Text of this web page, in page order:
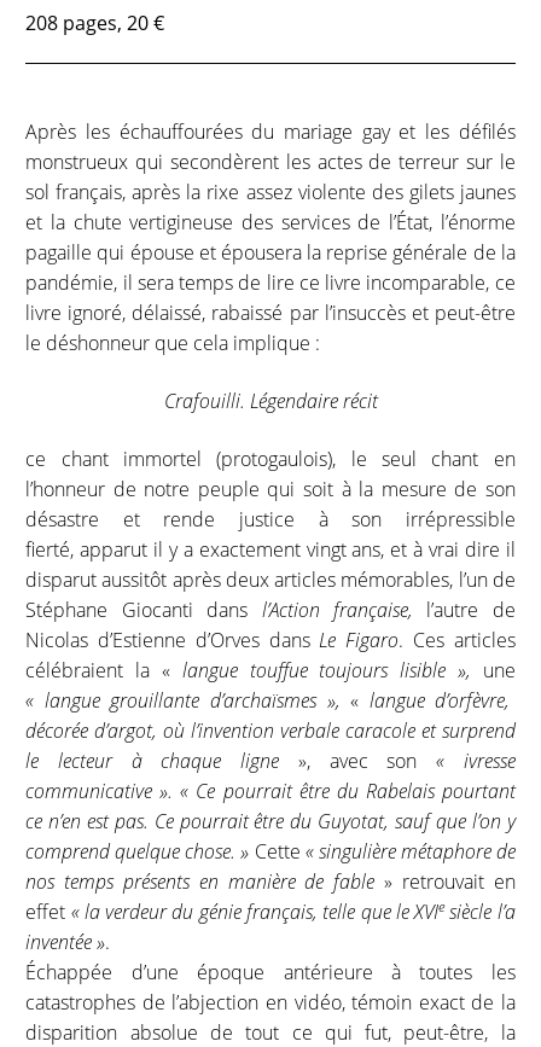
208 pages, 20 €
Après les échauffourées du mariage gay et les défilés
monstrueux qui secondèrent les actes de terreur sur le
sol français, après la rixe assez violente des gilets jaunes
et la chute vertigineuse des services de l’État, l’énorme
pagaille qui épouse et épousera la reprise générale de la
pandémie, il sera temps de lire ce livre incomparable, ce
livre ignoré, délaissé, rabaissé par l’insuccès et peut-être
le déshonneur que cela implique :
Crafouilli. Légendaire récit
ce chant immortel (protogaulois), le seul chant en
l’honneur de notre peuple qui soit à la mesure de son
désastre et rende justice à son irrépressible
fierté, apparut il y a exactement vingt ans, et à vrai dire il
disparut aussitôt après deux articles mémorables, l’un de
Stéphane Giocanti dans l’Action française, l’autre de
Nicolas d’Estienne d’Orves dansLe Figaro. Ces articles
célébraient la « langue touffue toujours lisible », une
« langue grouillante d’archaïsmes », « langue d’orfèvre,
décorée d’argot, où l’invention verbale caracole et surprend
le lecteur à chaque ligne », avec son« ivresse
communicative ». « Ce pourrait être du Rabelais pourtant
ce n’en est pas. Ce pourrait être du Guyotat, sauf que l’on y
comprend quelque chose. » Cette « singulière métaphore de
nos temps présents en manière de fable » retrouvait en
effet « la verdeur du génie français, telle que le XVIesiècle l’a
inventée ».
Échappée d’une époque antérieure à toutes les
catastrophes de l’abjection en vidéo, témoin exact de la
disparition absolue de tout ce qui fut, peut-être, la